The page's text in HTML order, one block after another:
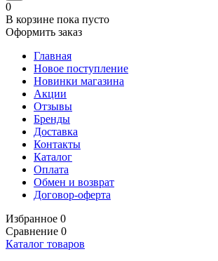
0
В корзине пока пусто
Оформить заказ
Главная
Новое поступление
Новинки магазина
Акции
Отзывы
Бренды
Доставка
Контакты
Каталог
Оплата
Обмен и возврат
Договор-оферта
Избранное 0
Сравнение 0
Каталог товаров